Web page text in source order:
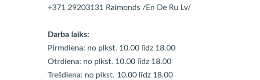
+371 29203131 Raimonds /En De Ru Lv/
Darba laiks:
Pirmdiena: no plkst. 10.00 līdz 18.00
Otrdiena: no plkst. 10.00 līdz 18.00
Trešdiena: no plkst. 10.00 līdz 18.00